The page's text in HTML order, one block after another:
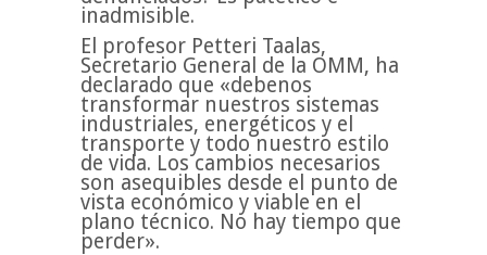
inadmisible.
El profesor Petteri Taalas,
Secretario General de la OMM, ha
declarado que «debenos
transformar nuestros sistemas
industriales, energéticos y el
transporte y todo nuestro estilo
de vida. Los cambios necesarios
son asequibles desde el punto de
vista económico y viable en el
plano técnico. No hay tiempo que
perder».